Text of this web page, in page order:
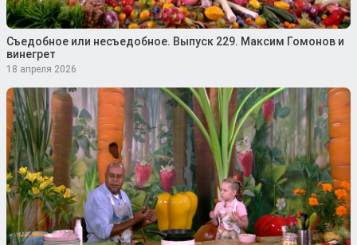
Съедобное или несъедобное. Выпуск 229. Максим Гомонов и
винегрет
18 апреля 2026